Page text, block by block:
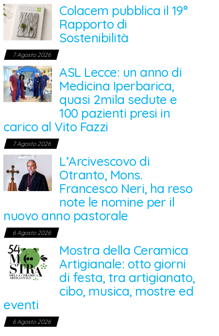
Colacem pubblica il 19°
Rapporto di
Sostenibilità
7 Agosto 2026
ASL Lecce: un anno di
Medicina Iperbarica,
quasi 2mila sedute e
100 pazienti presi in
carico al Vito Fazzi
7 Agosto 2026
L’Arcivescovo di
Otranto, Mons.
Francesco Neri, ha reso
note le nomine per il
nuovo anno pastorale
6 Agosto 2026
Mostra della Ceramica
Artigianale: otto giorni
di festa, tra artigianato,
cibo, musica, mostre ed
eventi
6 Agosto 2026